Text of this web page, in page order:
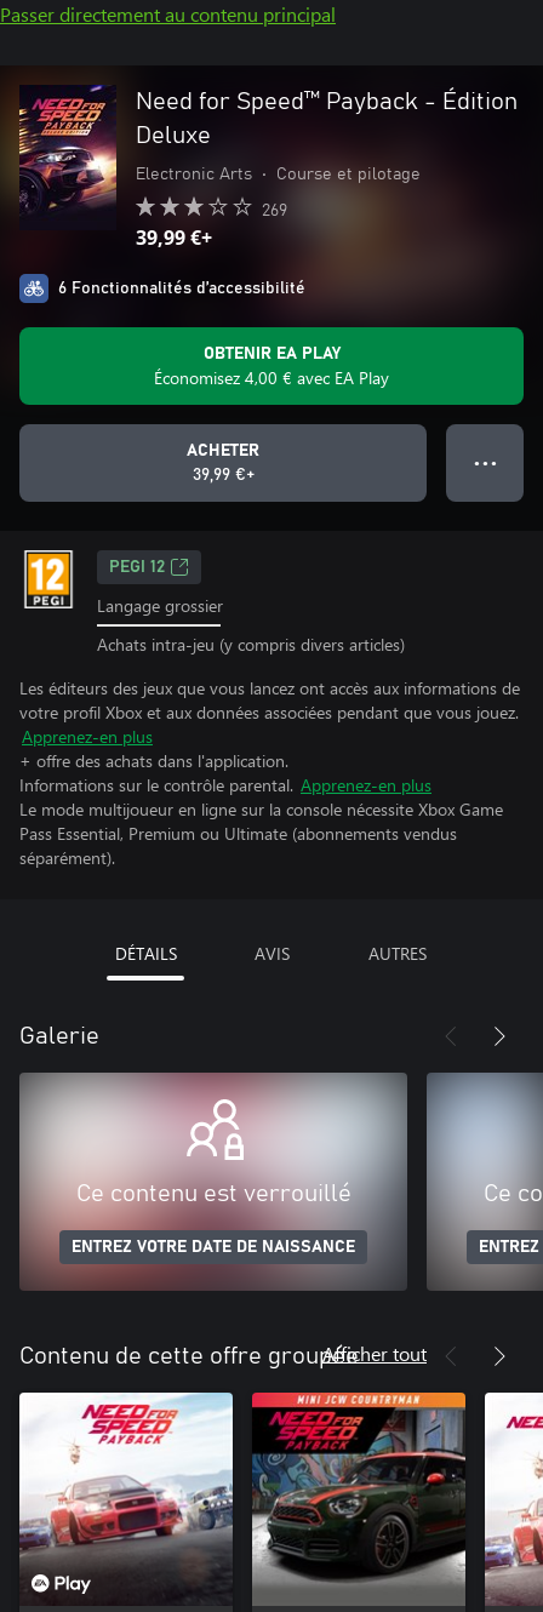
Passer directement au contenu principal
Need for Speed™ Payback - Édition
Deluxe
Electronic Arts • Course et pilotage
269
39,99 €+
6 Fonctionnalités d’accessibilité
OBTENIR EA PLAY
Économisez 4,00 € avec EA Play
ACHETER
39,99 €+
● ● ●
PEGI 12
Langage grossier
Achats intra-jeu (y compris divers articles)
Les éditeurs des jeux que vous lancez ont accès aux informations de
votre profil Xbox et aux données associées pendant que vous jouez.
Apprenez-en plus
+ offre des achats dans l'application.
Informations sur le contrôle parental. Apprenez-en plus
Le mode multijoueur en ligne sur la console nécessite Xbox Game
Pass Essential, Premium ou Ultimate (abonnements vendus
séparément).
DÉTAILS AVIS AUTRES
Galerie
Ce contenu est verrouillé
ENTREZ VOTRE DATE DE NAISSANCE
Ce
Contenu de cette offre groupéeAfficher tout